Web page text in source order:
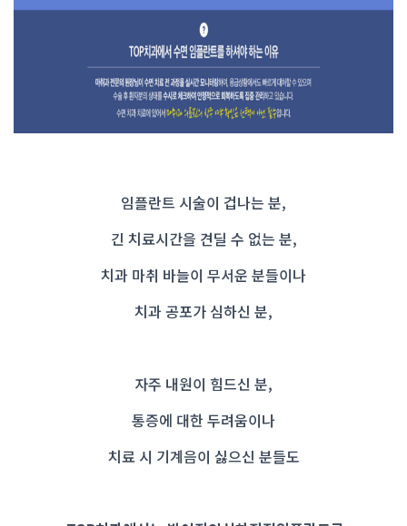
임플란트 시술이 겁나는 분,
긴 치료시간을 견딜 수 없는 분,
치과 마취 바늘이 무서운 분들이나
치과 공포가 심하신 분,
자주 내원이 힘드신 분,
통증에 대한 두려움이나
치료 시 기계음이 싫으신 분들도